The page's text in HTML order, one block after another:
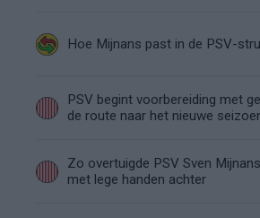
Hoe Mijnans past in de PSV-
PSV begint voorbereiding met
de route naar het nieuwe
Zo overtuigde PSV Sven
met lege handen achter